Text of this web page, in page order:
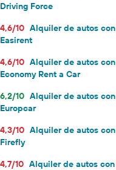
Driving Force
4,6/10 Alquiler de autos con
Easirent
4,6/10 Alquiler de autos con
Economy Rent a Car
6,2/10 Alquiler de autos con
Europcar
4,3/10 Alquiler de autos con
Firefly
4,7/10 Alquiler de autos con